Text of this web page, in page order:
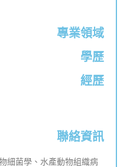
專業領域
學歷
經歷
聯絡資訊
細菌學、水產動物組織病